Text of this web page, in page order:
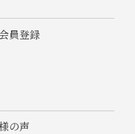
員登録
の声